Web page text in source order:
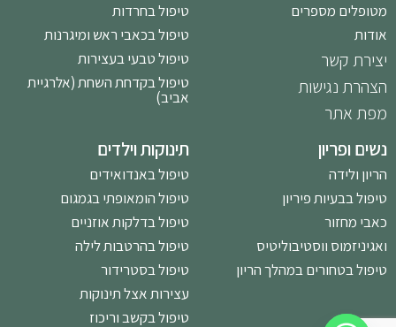
מטופלים מספרים
אודות
יצירת קשר
הצהרת נגישות
מפת אתר
טיפול בחרדות
טיפול בכאבי ראש ומיגרנות
טיפול טבעי בעצירות
טיפול בקדחת השחת (אלרגיית
אביב)
נשים ופריון
הריון ולידה
טיפול בבעיות פיריון
כאבי מחזור
ואגיניזמוס ווסטיבוליטיס
טיפול בטחורים במהלך הריון
תינוקות וילדים
טיפול באנדואידים
טיפול הומאופתי בגמגום
טיפול בדלקות אוזניים
טיפול בהרטבות לילה
טיפול בסטרידור
עצירות אצל תינוקות
טיפול בקשב וריכוז